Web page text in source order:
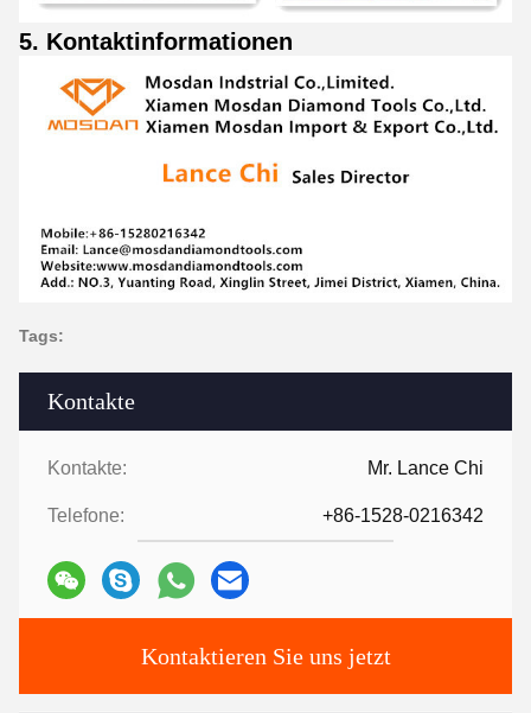
Kontakte
Kontakte: Mr. Lance Chi
Telefone: +86-1528-0216342
Kontaktieren Sie uns jetzt
5. Kontaktinformationen
Tags: